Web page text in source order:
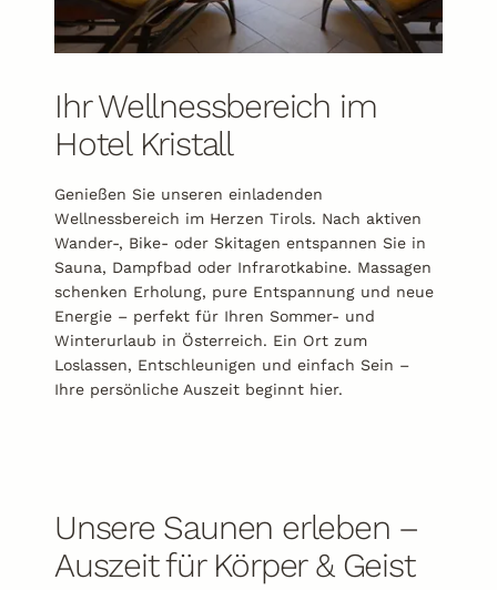
Ihr Wellnessbereich im
Hotel Kristall
Genießen Sie unseren einladenden
Wellnessbereich im Herzen Tirols. Nach aktiven
Wander-, Bike- oder Skitagen entspannen Sie in
Sauna, Dampfbad oder Infrarotkabine. Massagen
schenken Erholung, pure Entspannung und neue
Energie – perfekt für Ihren Sommer- und
Winterurlaub in Österreich. Ein Ort zum
Loslassen, Entschleunigen und einfach Sein –
Ihre persönliche Auszeit beginnt hier.
Unsere Saunen erleben –
Auszeit für Körper & Geist